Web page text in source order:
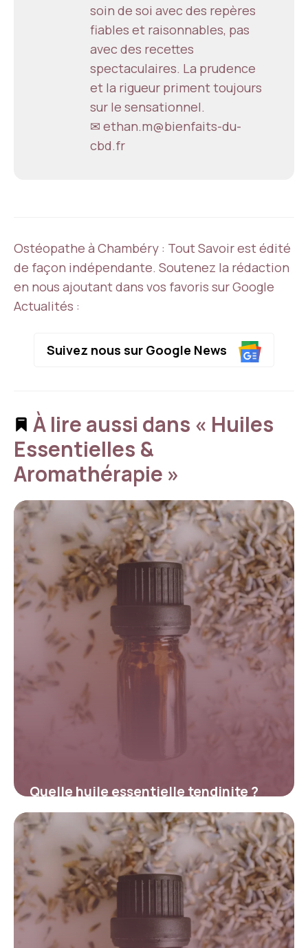
soin de soi avec des repères
fiables et raisonnables, pas
avec des recettes
spectaculaires. La prudence
et la rigueur priment toujours
sur le sensationnel.
✉ ethan.m@bienfaits-du-
cbd.fr
Ostéopathe à Chambéry : Tout Savoir est édité
de façon indépendante. Soutenez la rédaction
en nous ajoutant dans vos favoris sur Google
Actualités :
Suivez nous sur Google News
À lire aussi dans « Huiles
Essentielles &
Aromathérapie »
Quelle huile essentielle tendinite ?
Guide complet
23 mai 2026